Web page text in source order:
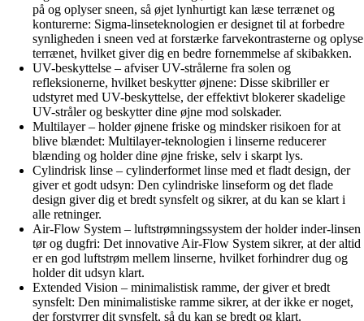
på og oplyser sneen, så øjet lynhurtigt kan læse terrænet og
konturerne: Sigma-linseteknologien er designet til at forbedre
synligheden i sneen ved at forstærke farvekontrasterne og oplyse
terrænet, hvilket giver dig en bedre fornemmelse af skibakken.
UV-beskyttelse – afviser UV-strålerne fra solen og
refleksionerne, hvilket beskytter øjnene: Disse skibriller er
udstyret med UV-beskyttelse, der effektivt blokerer skadelige
UV-stråler og beskytter dine øjne mod solskader.
Multilayer – holder øjnene friske og mindsker risikoen for at
blive blændet: Multilayer-teknologien i linserne reducerer
blænding og holder dine øjne friske, selv i skarpt lys.
Cylindrisk linse – cylinderformet linse med et fladt design, der
giver et godt udsyn: Den cylindriske linseform og det flade
design giver dig et bredt synsfelt og sikrer, at du kan se klart i
alle retninger.
Air-Flow System – luftstrømningssystem der holder inder-linsen
tør og dugfri: Det innovative Air-Flow System sikrer, at der altid
er en god luftstrøm mellem linserne, hvilket forhindrer dug og
holder dit udsyn klart.
Extended Vision – minimalistisk ramme, der giver et bredt
synsfelt: Den minimalistiske ramme sikrer, at der ikke er noget,
der forstyrrer dit synsfelt, så du kan se bredt og klart.